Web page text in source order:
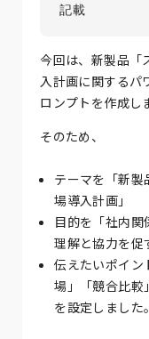
今回は、新製品「
入計画に関するパ
ロンプトを作成し
そのため、
テーマを「新製
場導入計画」
目的を「社内関
理解と協力を促
伝えたいポイン
場」「競合比較
を設定しました。